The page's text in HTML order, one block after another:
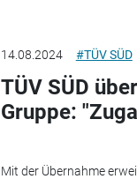
14.08.2024 #TÜV SÜD
TÜV SÜD
Gruppe:
Mit der Übernahme